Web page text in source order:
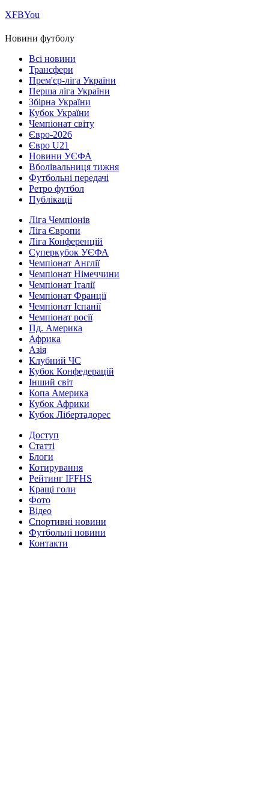
ХFBYou
Новини футболу
Всі новини
Трансфери
Прем'єр-ліга України
Перша ліга України
Збірна України
Кубок України
Чемпіонат світу
Євро-2026
Євро U21
Новини УЄФА
Вболівальниця тижня
Футбольні передачі
Ретро футбол
Публікації
Ліга Чемпіонів
Ліга Європи
Ліга Конференцій
Суперкубок УЄФА
Чемпіонат Англії
Чемпіонат Німеччини
Чемпіонат Італії
Чемпіонат Франції
Чемпіонат Іспанії
Чемпіонат росії
Пд. Америка
Африка
Азія
Клубний ЧС
Кубок Конфедерацій
Інший світ
Копа Америка
Кубок Африки
Кубок Лібертадорес
Доступ
Статті
Блоги
Котирування
Рейтинг IFFHS
Кращі голи
Фото
Відео
Спортивні новини
Футбольні новини
Контакти